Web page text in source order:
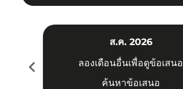
chevron_left
ส.ค. 2026
ลองเดือนอื่นเพื่อดูข้อเสนอ
ค้นหาข้อเสนอ